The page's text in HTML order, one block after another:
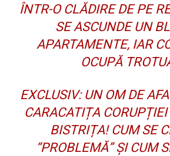
ÎNTR-O CLĂDIRE DE PE
SE ASCUNDE UN
APARTAMENTE, IAR
OCUPĂ
EXCLUSIV: UN OM DE
CARACATIȚA
BISTRIȚA! CUM SE
“PROBLEMĂ” ȘI CUM